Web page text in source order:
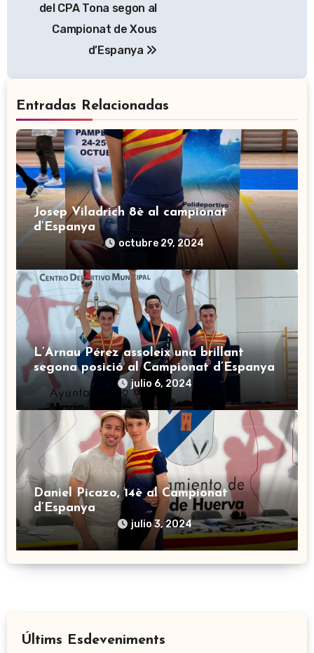
entradas
del CPA Tona segon al
Campionat de Xous
d’Espanya
Entradas Relacionadas
Josep Viladrich 8è al campionat
d’Espanya
octubre 29, 2024
L’Arnau Pérez assoleix una brillant
segona posició al Campionat d’Espanya
julio 6, 2024
Daniel Picazo, 14è al Campionat
d’Espanya
julio 3, 2024
Últims Esdeveniments